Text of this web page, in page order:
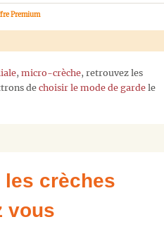
Premium
, micro-crèche, retrouvez les
de choisir le mode de garde le
les crèches
vous